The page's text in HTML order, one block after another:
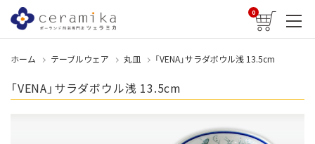
0
ホーム テーブルウェア 丸皿 「VENA」サラダボウル浅 13.5cm
「VENA」サラダボウル浅 13.5cm